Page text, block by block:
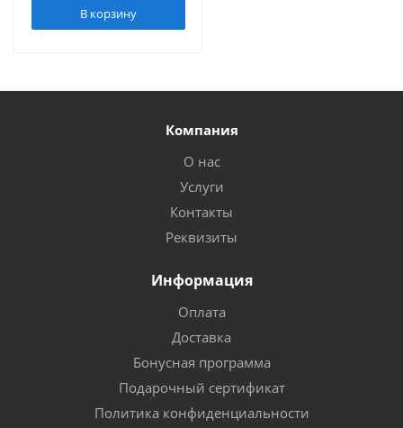
В корзину
Компания
О нас
Услуги
Контакты
Реквизиты
Информация
Оплата
Доставка
Бонусная программа
Подарочный сертификат
Политика конфиденциальности